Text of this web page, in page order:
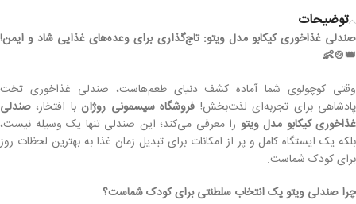
توضیحات
صندلی غذاخوری کیکابو مدل ویتو: تاج‌گذاری برای وعده‌های غذایی شاد و ایمن!
👑🍲👶
وقتی کوچولوی شما آماده کشف دنیای طعم‌هاست، صندلی غذاخوری تخت
پادشاهی برای تجربه‌ای لذت‌بخش! فروشگاه سیسمونی روژان با افتخار، صندلی
غذاخوری کیکابو مدل ویتو را معرفی می‌کند؛ این صندلی تنها یک وسیله نیست،
بلکه یک ایستگاه کامل و پر از امکانات برای تبدیل زمان غذا به بهترین لحظات روز
برای کودک شماست.
چرا صندلی ویتو یک انتخاب سلطنتی برای کودک شماست؟